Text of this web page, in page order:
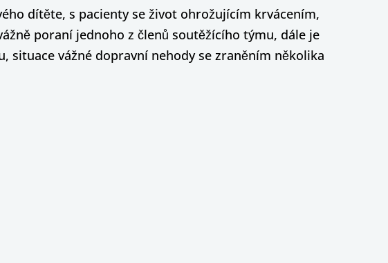
dítěte, s pacienty se život ohrožujícím krvácením,
poraní jednoho z členů soutěžícího týmu, dále je
vážné dopravní nehody se zraněním několika